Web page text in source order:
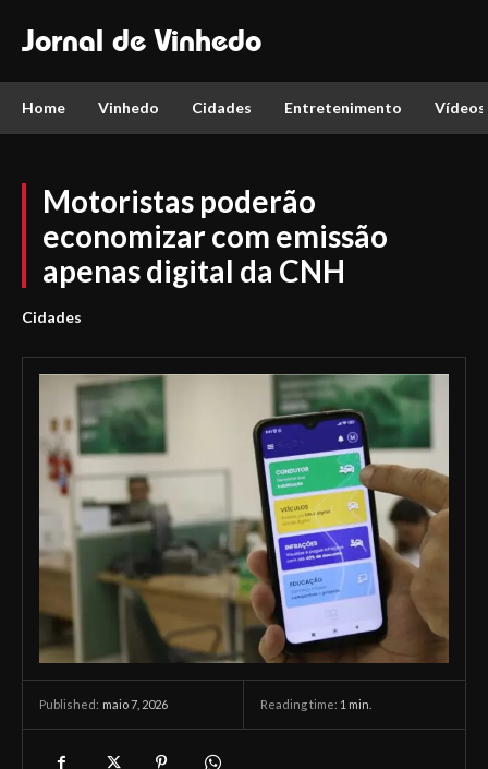
Jornal de Vinhedo
Home Vinhedo Cidades Entretenimento Vídeos
Motoristas poderão
economizar com emissão
apenas digital da CNH
Cidades
Published: maio 7, 2026 Reading time: 1 min.